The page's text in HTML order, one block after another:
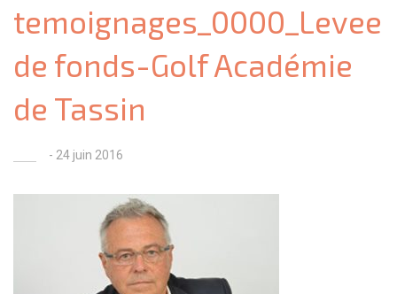
temoignages_0000_Levee
de fonds-Golf Académie
de Tassin
- 24 juin 2016